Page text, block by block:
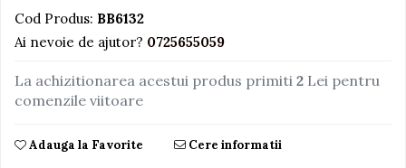
Jocuri sportive
Jucarii educative din lemn
Muzica si instrumente
Plastilina
Cod Produs: BB6132
Ai nevoie de ajutor? 0725655059
La achizitionarea acestui produs primiti 2 Lei pentru
comenzile viitoare
Adauga la Favorite Cere informatii